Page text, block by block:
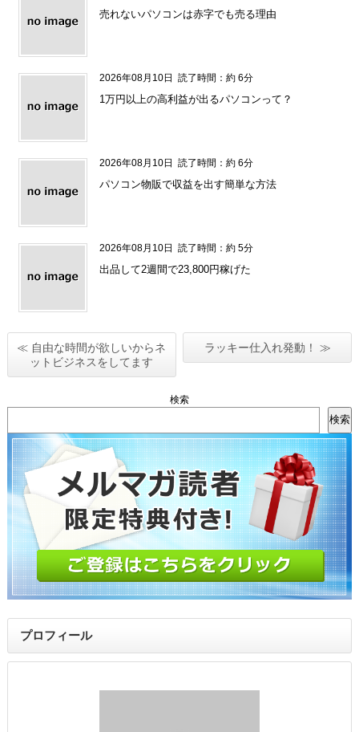
売れないパソコンは赤字でも売る理由
2026年08月10日 読了時間：約 6分
1万円以上の高利益が出るパソコンって？
2026年08月10日 読了時間：約 6分
パソコン物販で収益を出す簡単な方法
2026年08月10日 読了時間：約 5分
出品して2週間で23,800円稼げた
≪ 自由な時間が欲しいからネ
ットビジネスをしてます
ラッキー仕入れ発動！ ≫
検索
検索
プロフィール